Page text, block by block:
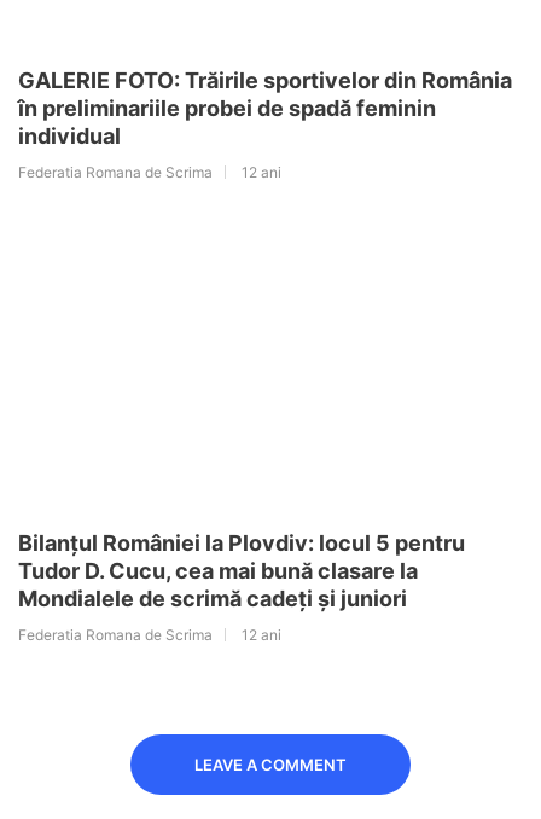
GALERIE FOTO: Trăirile sportivelor din România
în preliminariile probei de spadă feminin
individual
Federatia Romana de Scrima 12 ani
Bilanțul României la Plovdiv: locul 5 pentru
Tudor D. Cucu, cea mai bună clasare la
Mondialele de scrimă cadeți și juniori
Federatia Romana de Scrima 12 ani
LEAVE A COMMENT